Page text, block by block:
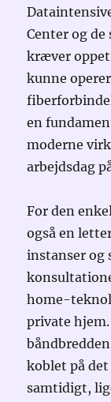
Center og
kræver
kunne
en
moderne
arbejdsdag
For den
også en
instanser og
home-
private
koblet på
samtidigt,